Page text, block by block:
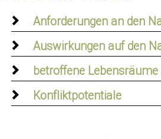
Anforderungen an den
Auswirkungen auf den
betroffene Lebensräume
Konfliktpotentiale